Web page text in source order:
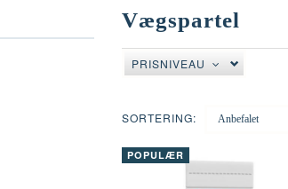
Vægspartel
PRISNIVEAU
SORTERING:
POPULÆR